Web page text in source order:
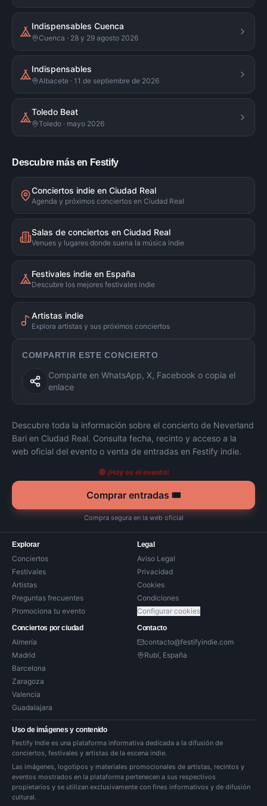
Indispensables Cuenca
Cuenca · 28 y 29 agosto 2026
Indispensables
Albacete · 11 de septiembre de 2026
Toledo Beat
Toledo · mayo 2026
Descubre más en Festify
Conciertos indie en Ciudad Real
Agenda y próximos conciertos en Ciudad Real
Salas de conciertos en Ciudad Real
Venues y lugares donde suena la música indie
Festivales indie en España
Descubre los mejores festivales indie
Artistas indie
Explora artistas y sus próximos conciertos
COMPARTIR ESTE CONCIERTO
Comparte en WhatsApp, X, Facebook o copia el
enlace
Descubre toda la información sobre el concierto de Neverland
Bari en Ciudad Real. Consulta fecha, recinto y acceso a la
web oficial del evento o venta de entradas en Festify indie.
🔴 ¡Hoy es el evento!
Comprar entradas 🎟️
Compra segura en la web oficial
Explorar
Conciertos
Festivales
Artistas
Preguntas frecuentes
Promociona tu evento
Legal
Aviso Legal
Privacidad
Cookies
Condiciones
Configurar cookies
Conciertos por ciudad
Almería
Madrid
Barcelona
Zaragoza
Valencia
Guadalajara
Contacto
contacto@festifyindie.com
Rubí, España
Uso de imágenes y contenido
Festify Indie es una plataforma informativa dedicada a la difusión de
conciertos, festivales y artistas de la escena indie.
Las imágenes, logotipos y materiales promocionales de artistas, recintos y
eventos mostrados en la plataforma pertenecen a sus respectivos
propietarios y se utilizan exclusivamente con fines informativos y de difusión
cultural.